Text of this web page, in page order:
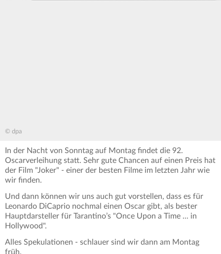
© dpa
In der Nacht von Sonntag auf Montag findet die 92.
Oscarverleihung statt. Sehr gute Chancen auf einen Preis hat
der Film "Joker" - einer der besten Filme im letzten Jahr wie
wir finden.
Und dann können wir uns auch gut vorstellen, dass es für
Leonardo DiCaprio nochmal einen Oscar gibt, als bester
Hauptdarsteller für Tarantino’s "Once Upon a Time ... in
Hollywood".
Alles Spekulationen - schlauer sind wir dann am Montag
früh.